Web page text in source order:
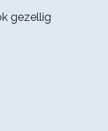
gezellig